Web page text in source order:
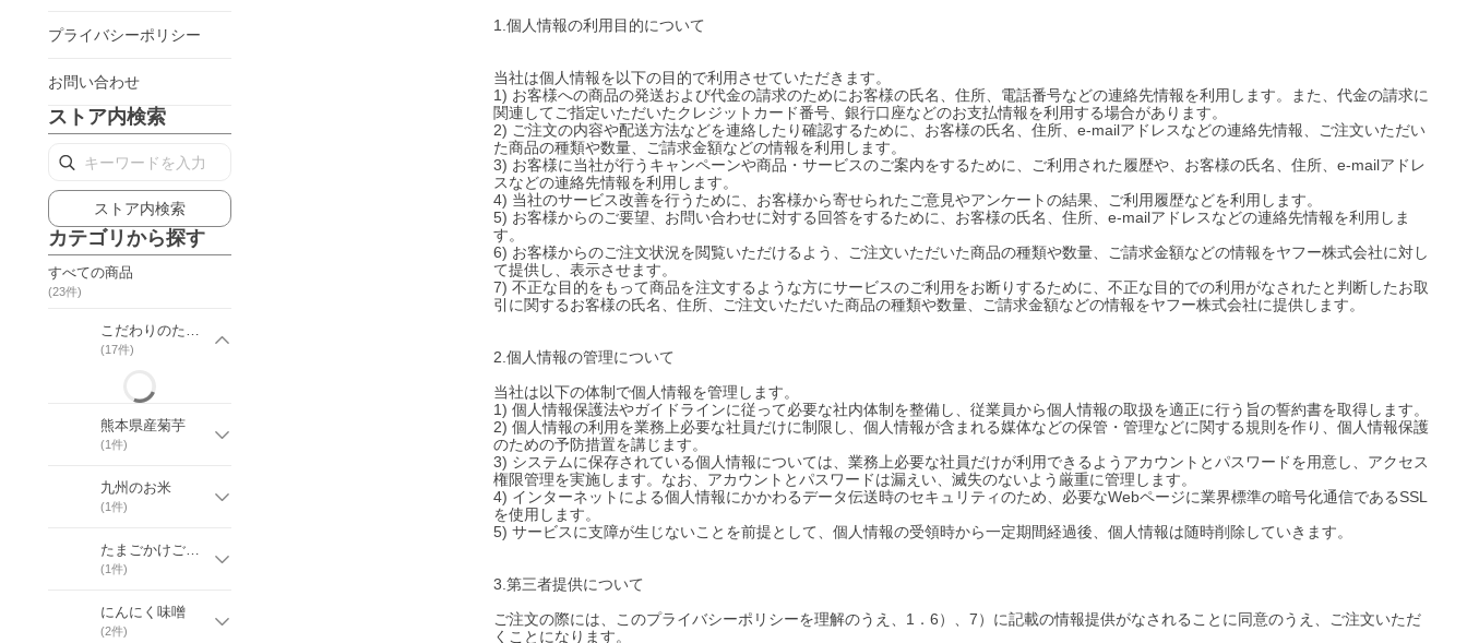
プライバシーポリシー
お問い合わせ
ストア内検索
ストア内検索
カテゴリから探す
すべての商品
(23件)
こだわりのたまご蘭王
(17件)
熊本県産菊芋
(1件)
九州のお米
(1件)
たまごかけご飯専用のたまご
(1件)
にんにく味噌
(2件)
1.個人情報の利用目的について
当社は個人情報を以下の目的で利用させていただきます。
1) お客様への商品の発送および代金の請求のためにお客様の氏名、住所、電話番号などの連絡先情報を利用します。また、代金の請求に
関連してご指定いただいたクレジットカード番号、銀行口座などのお支払情報を利用する場合があります。
2) ご注文の内容や配送方法などを連絡したり確認するために、お客様の氏名、住所、e-mailアドレスなどの連絡先情報、ご注文いただい
た商品の種類や数量、ご請求金額などの情報を利用します。
3) お客様に当社が行うキャンペーンや商品・サービスのご案内をするために、ご利用された履歴や、お客様の氏名、住所、e-mailアドレ
スなどの連絡先情報を利用します。
4) 当社のサービス改善を行うために、お客様から寄せられたご意見やアンケートの結果、ご利用履歴などを利用します。
5) お客様からのご要望、お問い合わせに対する回答をするために、お客様の氏名、住所、e-mailアドレスなどの連絡先情報を利用しま
す。
6) お客様からのご注文状況を閲覧いただけるよう、ご注文いただいた商品の種類や数量、ご請求金額などの情報をヤフー株式会社に対し
て提供し、表示させます。
7) 不正な目的をもって商品を注文するような方にサービスのご利用をお断りするために、不正な目的での利用がなされたと判断したお取
引に関するお客様の氏名、住所、ご注文いただいた商品の種類や数量、ご請求金額などの情報をヤフー株式会社に提供します。
2.個人情報の管理について
当社は以下の体制で個人情報を管理します。
1) 個人情報保護法やガイドラインに従って必要な社内体制を整備し、従業員から個人情報の取扱を適正に行う旨の誓約書を取得します。
2) 個人情報の利用を業務上必要な社員だけに制限し、個人情報が含まれる媒体などの保管・管理などに関する規則を作り、個人情報保護
のための予防措置を講じます。
3) システムに保存されている個人情報については、業務上必要な社員だけが利用できるようアカウントとパスワードを用意し、アクセス
権限管理を実施します。なお、アカウントとパスワードは漏えい、滅失のないよう厳重に管理します。
4) インターネットによる個人情報にかかわるデータ伝送時のセキュリティのため、必要なWebページに業界標準の暗号化通信であるSSL
を使用します。
5) サービスに支障が生じないことを前提として、個人情報の受領時から一定期間経過後、個人情報は随時削除していきます。
3.第三者提供について
ご注文の際には、このプライバシーポリシーを理解のうえ、1．6）、7）に記載の情報提供がなされることに同意のうえ、ご注文いただ
くことになります。